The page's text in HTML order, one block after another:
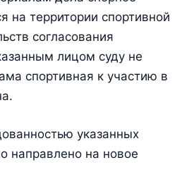
на территории спортивной
согласования
лицом суду не
спортивная к участию в
указанных
направлено на новое